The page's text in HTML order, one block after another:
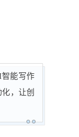
能写作
，让创